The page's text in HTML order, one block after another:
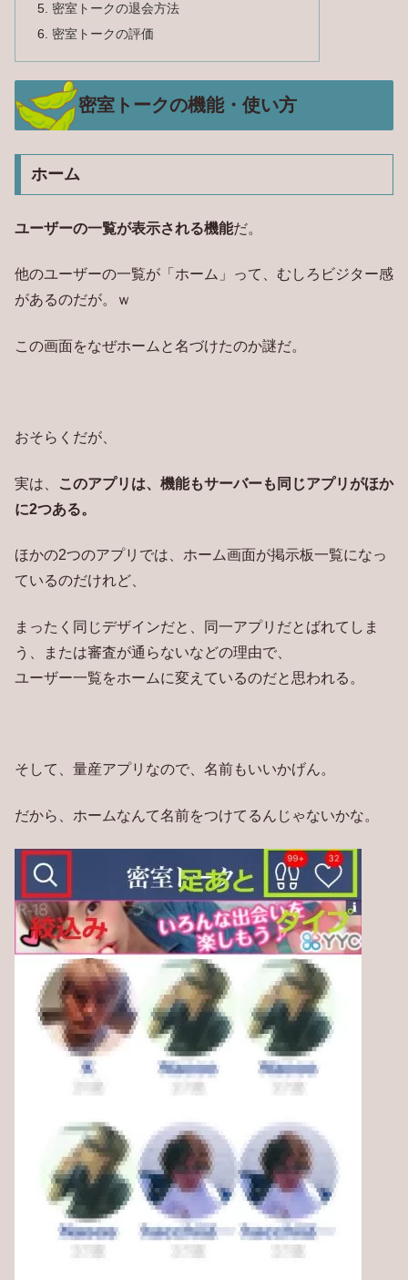
密室トークの退会方法
密室トークの評価
密室トークの機能・使い方
ホーム
ユーザーの一覧が表示される機能だ。
他のユーザーの一覧が「ホーム」って、むしろビジター感
があるのだが。ｗ
この画面をなぜホームと名づけたのか謎だ。
おそらくだが、
実は、
このアプリは、機能もサーバーも同じアプリがほか
に2つある。
ほかの2つのアプリでは、ホーム画面が掲示板一覧になっ
ているのだけれど、
まったく同じデザインだと、同一アプリだとばれてしま
う、または審査が通らないなどの理由で、
ユーザー一覧をホームに変えているのだと思われる。
そして、量産アプリなので、名前もいいかげん。
だから、ホームなんて名前をつけてるんじゃないかな。